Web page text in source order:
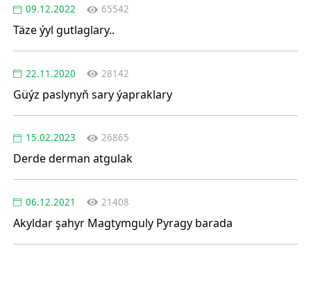
09.12.2022 65542
Täze ýyl gutlaglary..
22.11.2020 28142
Güýz paslynyň sary ýapraklary
15.02.2023 26865
Derde derman atgulak
06.12.2021 21408
Akyldar şahyr Magtymguly Pyragy barada